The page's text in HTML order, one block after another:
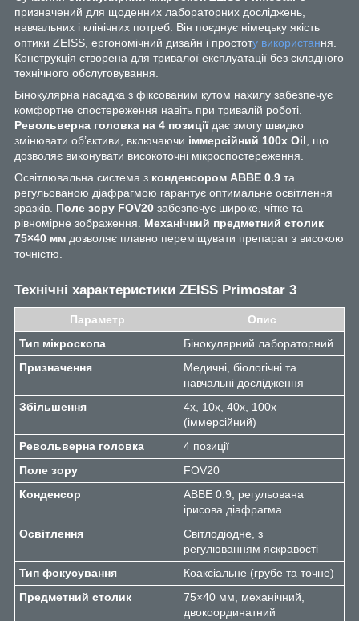
призначений для щоденних лабораторних досліджень,
навчальних і клінічних потреб. Він поєднує німецьку якість
оптики ZEISS, ергономічний дизайн і простоту використання.
Конструкція створена для тривалої експлуатації без складного
технічного обслуговування.
Бінокулярна насадка з фіксованим кутом нахилу забезпечує
комфортне спостереження навіть при тривалій роботі.
Револьверна головка на 4 позиціїдає змогу швидко
змінювати об’єктиви, включаючи іммерсійний 100x Oil , що
дозволяє виконувати високоточні мікроспостереження.
Освітлювальна система з конденсором ABBE 0.9 та
регульованою діафрагмою гарантує оптимальне освітлення
зразків. Поле зору FOV20 забезпечує широке, чітке та
рівномірне зображення. Механічний предметний столик
75×40 мм дозволяє плавно переміщувати препарат з високою
точністю.
Технічні характеристики ZEISS Primostar 3
Параметр
Опис
Тип мікроскопа
Бінокулярний лабораторний
Призначення
Медичні, біологічні та
навчальні дослідження
Збільшення
4x, 10x, 40x, 100x
(іммерсійний)
Револьверна головка
4 позиції
Поле зору
FOV20
Конденсор
ABBE 0.9, регульована
ірисова діафрагма
Освітлення
Світлодіодне, з
регулюванням яскравості
Тип фокусування
Коаксіальне (грубе та точне)
Предметний столик
75×40 мм, механічний,
двокоординатний